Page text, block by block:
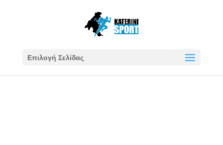
Επιλογή Σελίδας